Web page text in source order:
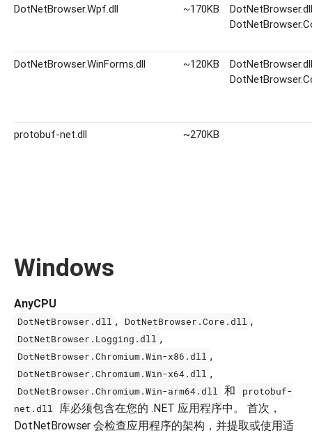
DotNetBrowser.Wpf.dll ~170KB
DotNetBrowser.dll
DotNetBrowser.WinForms.dll ~120KB
DotNetBrowser.dll
protobuf-net.dll ~270KB
Windows
AnyCPU
DotNetBrowser.dll , DotNetBrowser.Core.dll ,
DotNetBrowser.Logging.dll ,
DotNetBrowser.Chromium.Win-x86.dll ,
DotNetBrowser.Chromium.Win-x64.dll ,
DotNetBrowser.Chromium.Win-arm64.dll 和
protobuf-
net.dll
库必须包含在您的 .NET 应用程序中。 首次，
DotNetBrowser 会检查应用程序的架构，并提取或使用适